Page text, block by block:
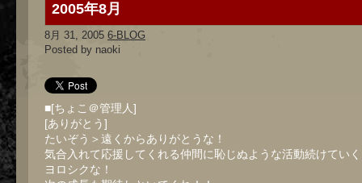
2005年8月
8月 31, 2005 6-BLOG
Posted by naoki
■[ちょこ＠管理人]
[ありがとう]
たいぞう＞遠くからありがとうな！
気合入れて応援してくれる仲間に恥じぬような活動続けてい
ヨロシクな！